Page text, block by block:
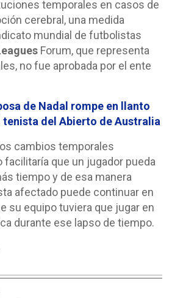
temporales en casos de
cerebral, una medida
mundial de futbolistas
Forum, que representa
no fue aprobada por el ente
de Nadal rompe en llanto
del Abierto de Australia
cambios temporales
que un jugador pueda
tiempo y de esa manera
afectado puede continuar en
su equipo tuviera que jugar en
durante ese lapso de tiempo.